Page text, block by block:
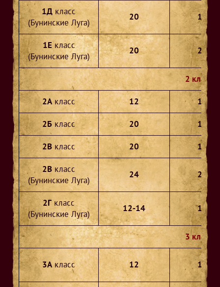
1Д класс
(Бунинские Луга)
20 17
1Екласс
(Бунинские Луга)
20 20
2 классы
2Акласс 12 10
2Б класс 20 18
2В класс 20 17
2В класс
(Бунинские Луга)
24 22
2Г класс
(Бунинские Луга)
12-14 12
3 классы
3Акласс 12 12